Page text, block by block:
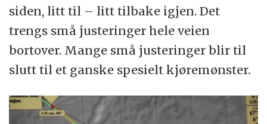
siden, litt til – litt tilbake igjen. Det
trengs små justeringer hele veien
bortover. Mange små justeringer blir til
slutt til et ganske spesielt kjøremønster.